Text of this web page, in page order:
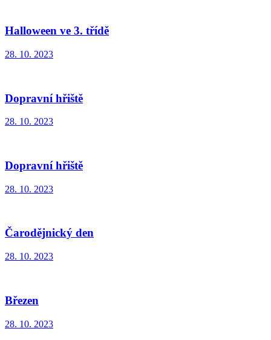
Halloween ve 3. třídě
28. 10. 2023
Dopravní hřiště
28. 10. 2023
Dopravní hřiště
28. 10. 2023
Čarodějnický den
28. 10. 2023
Březen
28. 10. 2023